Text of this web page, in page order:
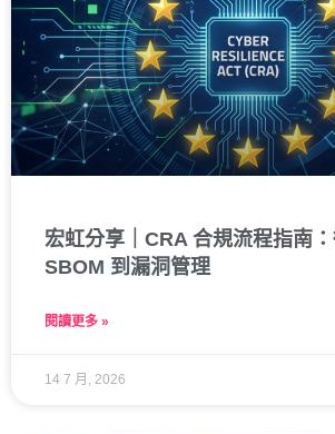
宏虹分享｜CRA 合規流程指南
SBOM 到漏洞管理
閱讀更多 »
14 7 月, 2026